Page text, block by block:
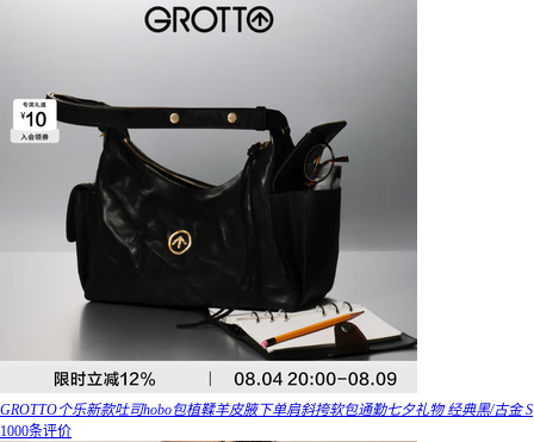
GROTTO个乐新款吐司hobo包植鞣羊皮腋下单肩斜挎软包通勤七夕礼物 经典黑/古金 S
1000条评价